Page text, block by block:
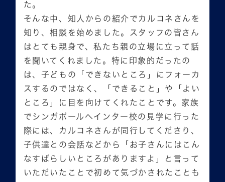
た。
そんな中、知人からの紹介でカルコネさんを
知り、相談を始めました。スタッフの皆さん
はとても親身で、私たち親の立場に立って話
を聞いてくれました。特に印象的だったの
は、子どもの「できないところ」にフォーカ
スするのではなく、「できること」や「よい
ところ」に目を向けてくれたことです。家族
でシンガポールへインター校の見学に行った
際には、カルコネさんが同行してくださり、
子供達との会話などから「お子さんにはこん
なすばらしいところがありますよ」と言って
いただいたことで初めて気づかされたことも